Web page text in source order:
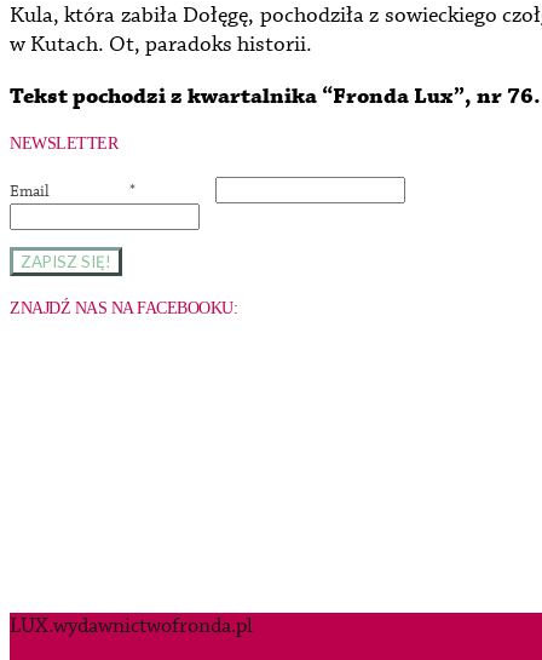
Kula, która zabiła Dołęgę, pochodziła z sowieckiego
w Kutach. Ot, paradoks historii.
Tekst pochodzi z kwartalnika “Fronda Lux”, nr 76.
NEWSLETTER
Email*
ZNAJDŹ NAS NA FACEBOOKU:
LUX.wydawnictwofronda.pl